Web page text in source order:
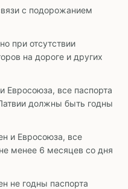
с подорожанием
при отсутствии
на дороге и других
Евросоюза, все паспорта
должны быть годны
и Евросоюза, все
менее 6 месяцев со дня
не годны паспорта